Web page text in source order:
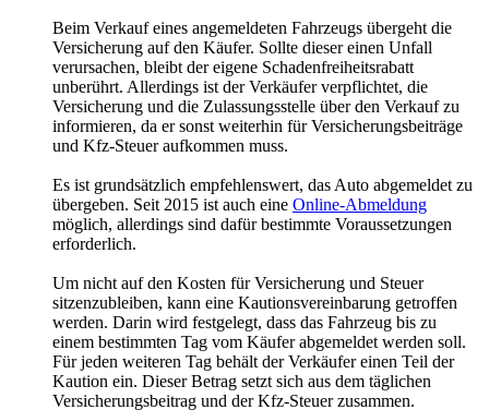
Beim Verkauf eines angemeldeten Fahrzeugs übergeht die
Versicherung auf den Käufer. Sollte dieser einen Unfall
verursachen, bleibt der eigene Schadenfreiheitsrabatt
unberührt. Allerdings ist der Verkäufer verpflichtet, die
Versicherung und die Zulassungsstelle über den Verkauf zu
informieren, da er sonst weiterhin für Versicherungsbeiträge
und Kfz-Steuer aufkommen muss.
Es ist grundsätzlich empfehlenswert, das Auto abgemeldet zu
übergeben. Seit 2015 ist auch eine Online-Abmeldung
möglich, allerdings sind dafür bestimmte Voraussetzungen
erforderlich.
Um nicht auf den Kosten für Versicherung und Steuer
sitzenzubleiben, kann eine Kautionsvereinbarung getroffen
werden. Darin wird festgelegt, dass das Fahrzeug bis zu
einem bestimmten Tag vom Käufer abgemeldet werden soll.
Für jeden weiteren Tag behält der Verkäufer einen Teil der
Kaution ein. Dieser Betrag setzt sich aus dem täglichen
Versicherungsbeitrag und der Kfz-Steuer zusammen.